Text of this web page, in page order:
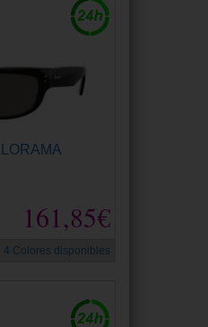
161,85€
4 Colores disponibles